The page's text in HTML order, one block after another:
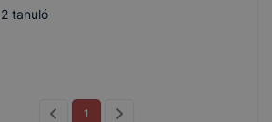
2 tanuló
1